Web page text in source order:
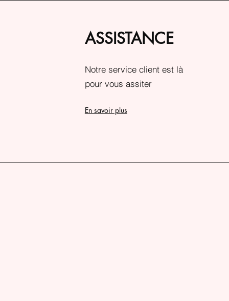
ASSISTANCE
Notre service client est là
pour vous assiter
En savoir plus